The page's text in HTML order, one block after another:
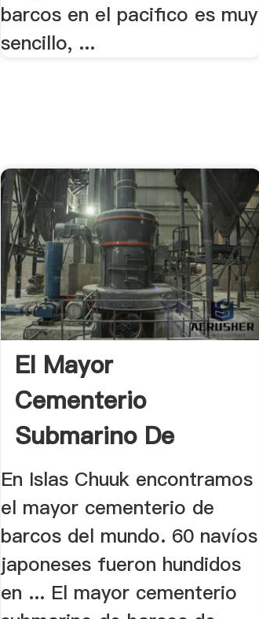
barcos en el pacifico es muy
sencillo, ...
El Mayor
Cementerio
Submarino De
Barcos De .
En Islas Chuuk encontramos
el mayor cementerio de
barcos del mundo. 60 navíos
japoneses fueron hundidos
en ... El mayor cementerio